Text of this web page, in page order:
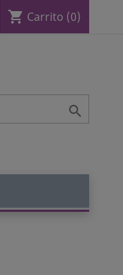
shopping_cart Carrito (0)
